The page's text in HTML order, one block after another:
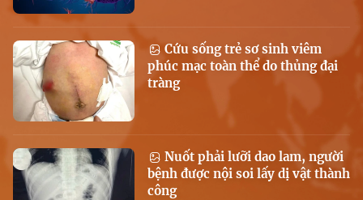
Cứu sống trẻ sơ sinh viêm
phúc mạc toàn thể do thủng đại
tràng
Nuốt phải lưỡi dao lam, người
bệnh được nội soi lấy dị vật thành
công